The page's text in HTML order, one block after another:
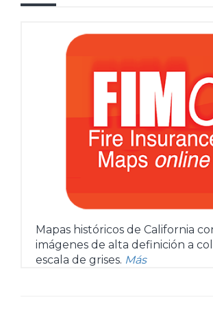
Mapas históricos de California
imágenes de alta definición a
escala de grises. Más